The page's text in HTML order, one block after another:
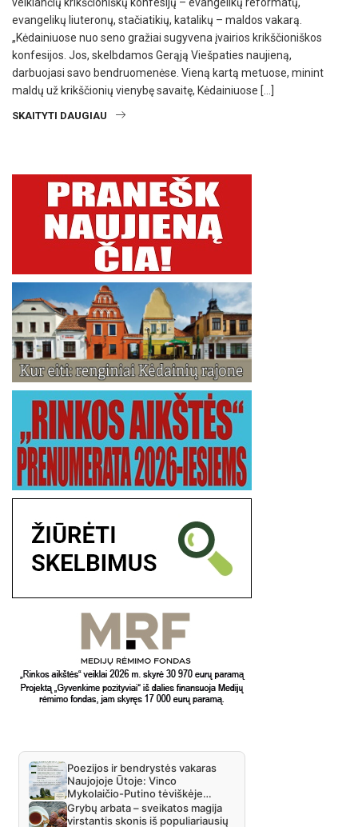
evangelikų liuteronų, stačiatikių, katalikų – maldos vakarą.
„Kėdainiuose nuo seno gražiai sugyvena įvairios krikščioniškos
konfesijos. Jos, skelbdamos Gerąją Viešpaties naujieną,
darbuojasi savo bendruomenėse. Vieną kartą metuose, minint
maldų už krikščionių vienybę savaitę, Kėdainiuose […]
SKAITYTI DAUGIAU